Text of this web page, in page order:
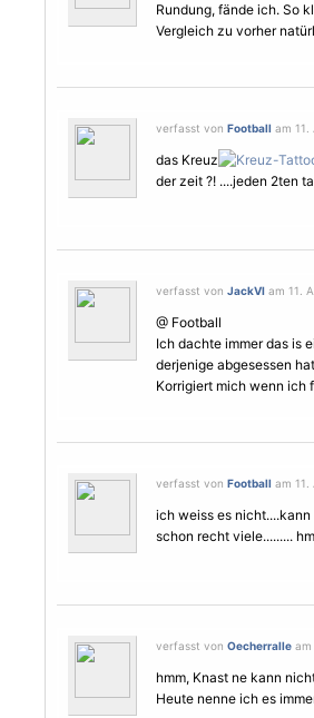
Rundung, fände ich. So
Vergleich zu vorher
verfasst von Football am 11.
das Kreuz
der zeit ?! ....jeden 2ten
verfasst von JackVI am 11.
@ Football
Ich dachte immer das is
derjenige abgesessen
Korrigiert mich wenn ich
verfasst von Football am 11.
ich weiss es
schon recht viele.........
verfasst von Oecherralle am
hmm, Knast ne kann
Heute nenne ich es